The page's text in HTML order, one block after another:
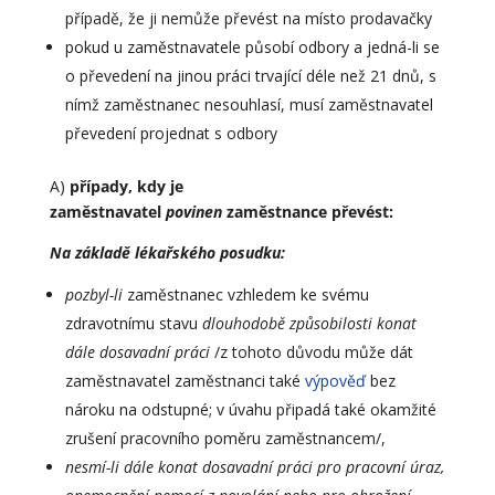
případě, že ji nemůže převést na místo prodavačky
pokud u zaměstnavatele působí odbory a jedná-li se
o převedení na jinou práci trvající déle než 21 dnů, s
nímž zaměstnanec nesouhlasí, musí zaměstnavatel
převedení projednat s odbory
A) případy, kdy je
zaměstnavatel povinenzaměstnance převést:
Na základě lékařského posudku:
pozbyl-lizaměstnanec vzhledem ke svému
zdravotnímu stavu dlouhodobě způsobilosti konat
dále dosavadní práci/z tohoto důvodu může dát
zaměstnavatel zaměstnanci také výpověďbez
nároku na odstupné; v úvahu připadá také okamžité
zrušení pracovního poměru zaměstnancem/,
nesmí-li dále konat dosavadní práci pro pracovní úraz,